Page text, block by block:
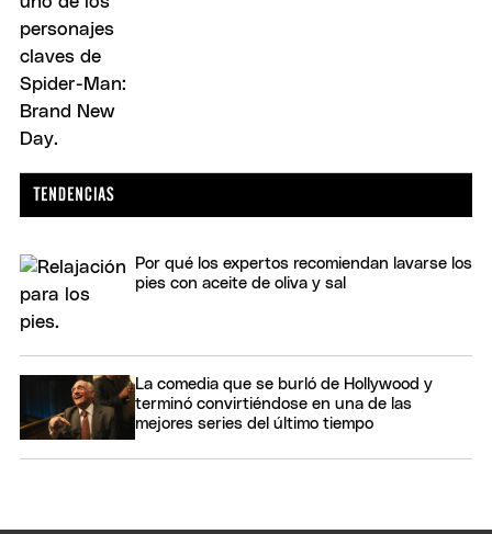
Por qué los expertos recomiendan lavarse los
pies con aceite de oliva y sal
La comedia que se burló de Hollywood y
terminó convirtiéndose en una de las
mejores series del último tiempo